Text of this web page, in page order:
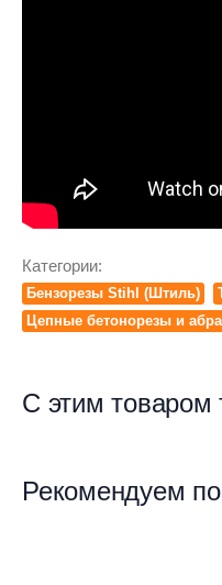
Категории:
Бензорезы Stihl (Штиль)
Цепные бетонорезы и
С этим товаром
Рекомендуем